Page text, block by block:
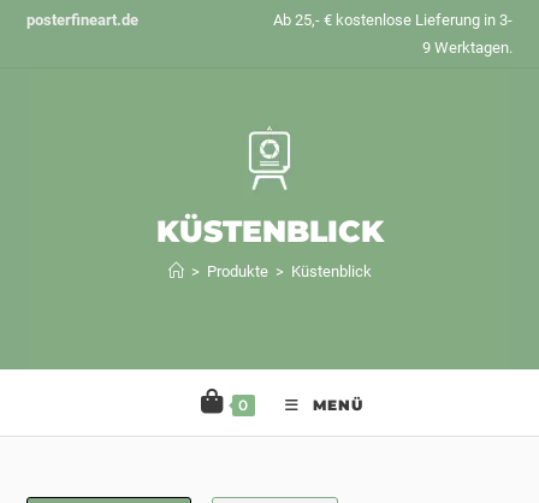
Zumposterfineart.de
Ab 25,- € kostenlose Lieferung in 3-
9 Werktagen.
KÜSTENBLICK
> Produkte > Küstenblick
0 MENÜ